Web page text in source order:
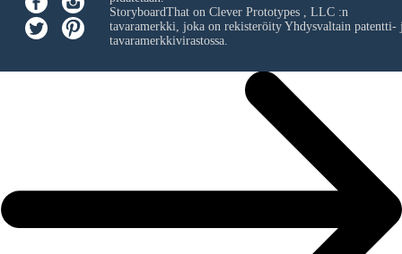
StoryboardThat on Clever Prototypes , LLC:n
tavaramerkki, joka on rekisteröity Yhdysvaltain patentti-
tavaramerkkivirastossa.